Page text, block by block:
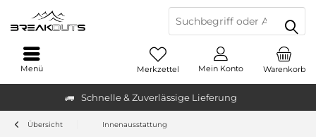
Schnelle & Zuverlässige Lieferung
Warenkorb
Merkzettel Mein Konto
Menü
Übersicht Innenausstattung